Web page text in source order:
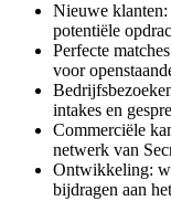
Nieuwe klanten:
potentiële
Perfecte
voor
intakes en
Commerciële
netwerk van
Ontwikkeling:
bijdragen aan